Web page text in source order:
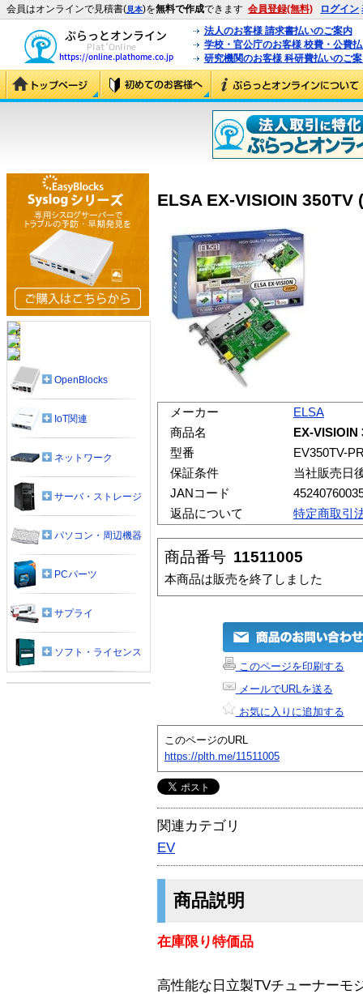
会員はオンラインで見積書(見本)を無料で作成できます 会員登録(無料) ログイン
法人のお客様 請求書払いのご案内
学校・官公庁のお客様 校費・公費
研究機関のお客様 科研費払いのご
ELSA EX-VISIOIN 350TV
メーカー
ELSA
商品名
EX-VISIOIN
型番
EV350TV-
保証条件
当社販売日
JANコード
返品について
特定商取引
商品番号 11511005
本商品は販売を終了しました
このページを印刷する
メールでURLを送る
お気に入りに追加する
このページのURL
https://plth.me/11511005
関連カテゴリ
EV
商品説明
在庫限り特価品
高性能な日立製TVチューナーモ
OpenBlocks
IoT関連
ネットワーク
サーバ・ストレージ
パソコン・周辺機器
PCパーツ
サプライ
ソフト・ライセンス